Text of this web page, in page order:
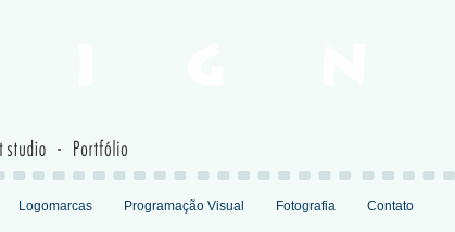
Logomarcas Programação Visual Fotografia Contato